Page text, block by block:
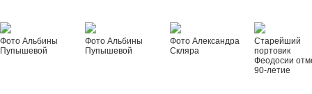
Фото Альбины
Пупышевой
Фото Альбины
Пупышевой
Фото Александра
Скляра
Старейший
портовик
Феодосии
90-летие